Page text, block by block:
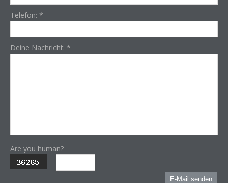
Telefon: *
Deine Nachricht: *
Are you human?
E-Mail senden